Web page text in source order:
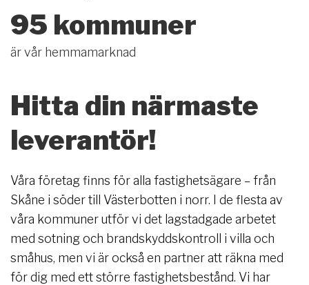
Hitta din närmaste
leverantör!
Våra företag finns för alla fastighetsägare – från
Skåne i söder till Västerbotten i norr. I de flesta av
våra kommuner utför vi det lagstadgade arbetet
med sotning och brandskyddskontroll i villa och
småhus, men vi är också en partner att räkna med
för dig med ett större fastighetsbestånd. Vi har
95 kommuner
är vår hemmamarknad